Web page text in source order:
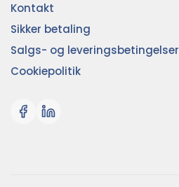
Kontakt
Sikker betaling
Salgs- og leveringsbetingelser
Cookiepolitik